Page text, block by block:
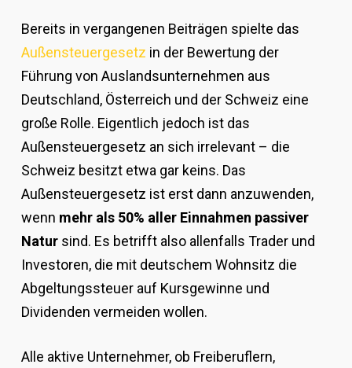
Bereits in vergangenen Beiträgen spielte das
Außensteuergesetz in der Bewertung der
Führung von Auslandsunternehmen aus
Deutschland, Österreich und der Schweiz eine
große Rolle. Eigentlich jedoch ist das
Außensteuergesetz an sich irrelevant – die
Schweiz besitzt etwa gar keins. Das
Außensteuergesetz ist erst dann anzuwenden,
wenn mehr als 50% aller Einnahmen passiver
Natursind. Es betrifft also allenfalls Trader und
Investoren, die mit deutschem Wohnsitz die
Abgeltungssteuer auf Kursgewinne und
Dividenden vermeiden wollen.
Alle aktive Unternehmer, ob Freiberuflern,